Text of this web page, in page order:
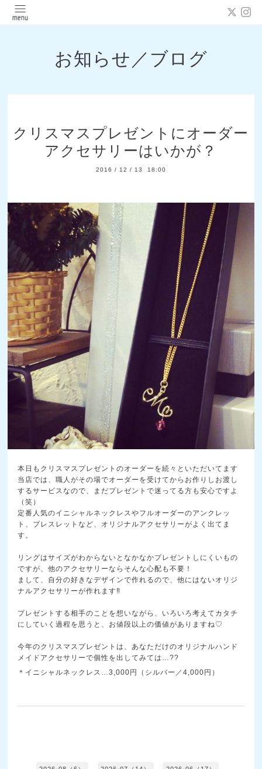
お知らせ／ブログ
クリスマスプレゼントにオーダー
アクセサリーはいかが？
2016 / 12 / 13 18:00
本日もクリスマスプレゼントのオーダーを続々といただいてます
当店では、職人がその場でオーダーを受けてからお作りしお渡し
するサービスなので、まだプレゼントで迷ってる方も安心ですよ
（笑）
定番人気のイニシャルネックレスやフルオーダーのアンク レッ
ト、ブレスレットなど、オリジナルアクセサリーがよ く出てま
す。
リングはサイズがわからないとなかなかプレゼントしにく いもの
ですが、他のアクセサリーならそんな心配も不要！
まして、自分の好きなデザインで作れるので、他にはないオリジ
ナルアクセサリーが作れます‼
プレゼントする相手のことを想いながら、いろいろ考えて カタチ
にしていく過程を思うと、お値段以上の価値があり ますね♡
今年のクリスマスプレゼントは、あなただけのオリジナルハンド
メイドアクセサリーで個性を出してみては…??
＊イニシャルネックレス…3,000円（シルバー／4,000円）